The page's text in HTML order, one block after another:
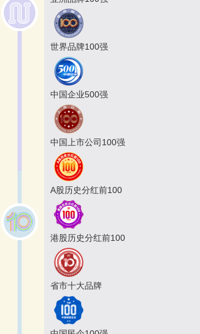
世界品牌100强
中国企业500强
中国上市公司100强
A股历史分红前100
港股历史分红前100
省市十大品牌